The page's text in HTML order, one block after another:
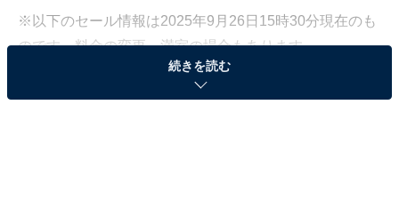
※以下のセール情報は2025年9月26日15時30分現在のも
のです。料金の変更、満室の場合もあります。
※本記事で紹介している商品の購入やサービスの利用により、売上の一部が
オールアバウトに還元されることがあります。
続きを読む